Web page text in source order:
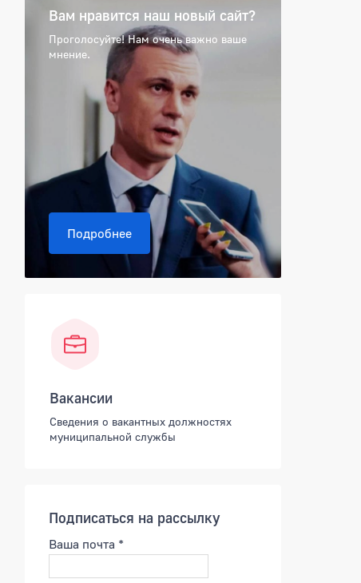
Вам нравится наш новый сайт?
Проголосуйте! Нам очень важно ваше
мнение.
Подробнее
Вакансии
Сведения о вакантных должностях
муниципальной службы
Подписаться на рассылку
Ваша почта *